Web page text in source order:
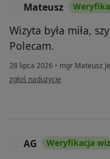
Mateusz
Wizyta była miła,
Polecam.
28 lipca 2026 • mgr Mateusz
w opinii użytkownika Mateusz
zgłoś nadużycie
AG Weryfikacja